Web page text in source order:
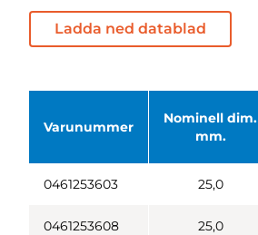
Ladda ned datablad
Varunummer
Nominell dim.
mm.
0461253603 25,0
0461253608 25,0